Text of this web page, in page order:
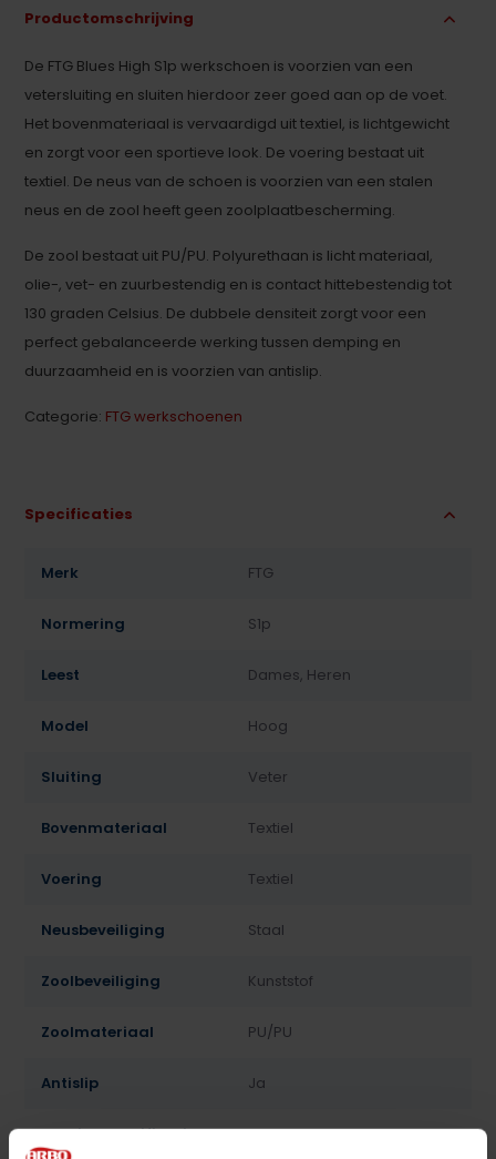
Productomschrijving
De FTG Blues High S1p werkschoen is voorzien van een
vetersluiting en sluiten hierdoor zeer goed aan op de voet.
Het bovenmateriaal is vervaardigd uit textiel, is lichtgewicht
en zorgt voor een sportieve look. De voering bestaat uit
textiel. De neus van de schoen is voorzien van een stalen
neus en de zool heeft geen zoolplaatbescherming.
De zool bestaat uit PU/PU. Polyurethaan is licht materiaal,
olie-, vet- en zuurbestendig en is contact hittebestendig tot
130 graden Celsius. De dubbele densiteit zorgt voor een
perfect gebalanceerde werking tussen demping en
duurzaamheid en is voorzien van antislip.
Categorie: FTG werkschoenen
Specificaties
Merk FTG
Normering S1p
Leest Dames, Heren
Model Hoog
Sluiting Veter
Bovenmateriaal Textiel
Voering Textiel
Neusbeveiliging Staal
Zoolbeveiliging Kunststof
Zoolmateriaal PU/PU
Antislip Ja
Overige specificaties Antistatisch